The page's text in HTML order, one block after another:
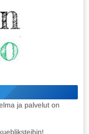
ja palvelut on